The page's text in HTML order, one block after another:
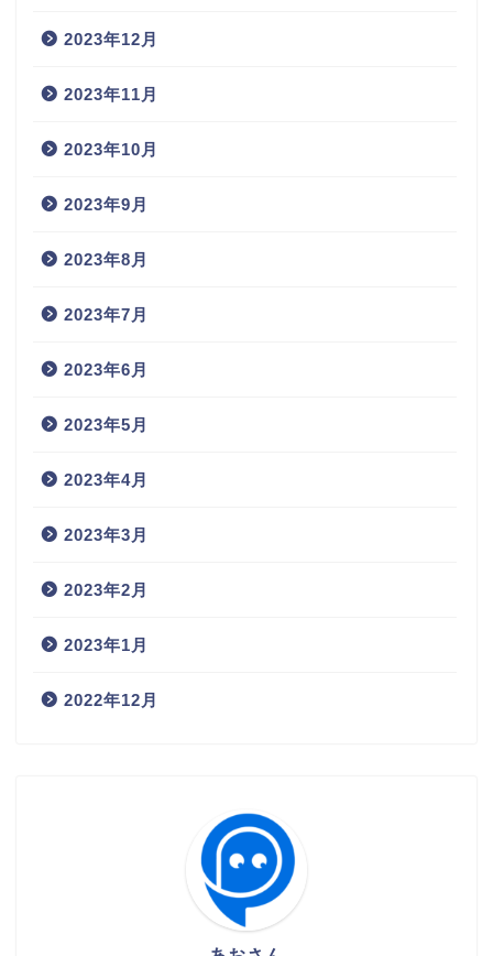
2023年12月
2023年11月
2023年10月
2023年9月
2023年8月
2023年7月
2023年6月
2023年5月
2023年4月
2023年3月
2023年2月
2023年1月
2022年12月